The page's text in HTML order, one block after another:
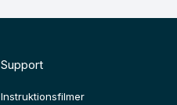
Support
Instruktionsfilmer